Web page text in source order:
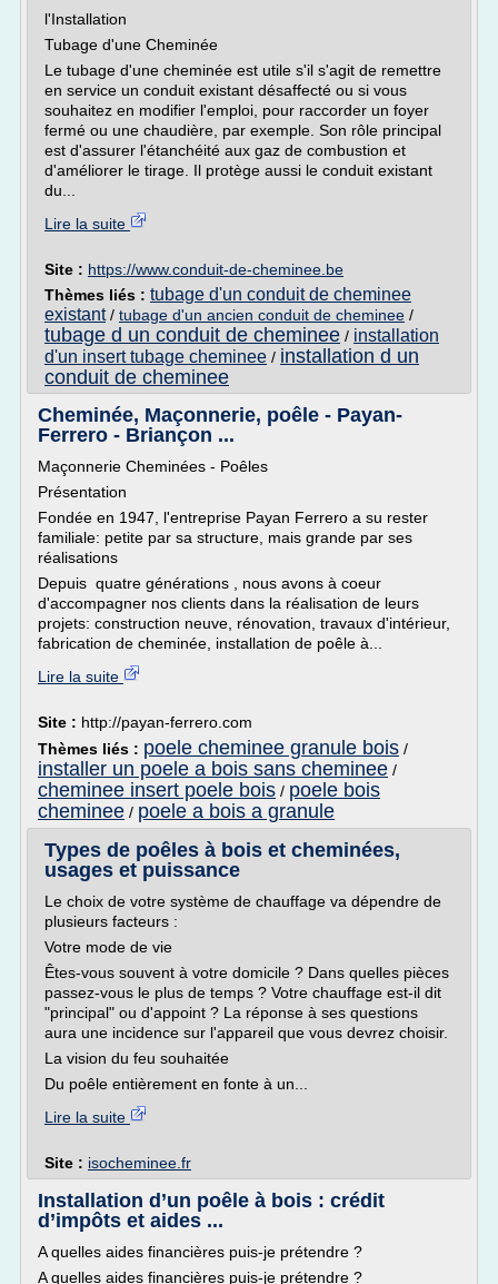
l'Installation
Tubage d'une Cheminée
Le tubage d'une cheminée est utile s'il s'agit de remettre
en service un conduit existant désaffecté ou si vous
souhaitez en modifier l'emploi, pour raccorder un foyer
fermé ou une chaudière, par exemple. Son rôle principal
est d'assurer l'étanchéité aux gaz de combustion et
d'améliorer le tirage. Il protège aussi le conduit existant
du...
Lire la suite
Site : https://www.conduit-de-cheminee.be
Thèmes liés : tubage d'un conduit de cheminee
existant/ tubage d'un ancien conduit de cheminee /
tubage d un conduit de cheminee / installation
d'un insert tubage cheminee / installation d un
conduit de cheminee
Cheminée, Maçonnerie, poêle - Payan-
Ferrero - Briançon ...
Maçonnerie Cheminées - Poêles
Présentation
Fondée en 1947, l'entreprise Payan Ferrero a su rester
familiale: petite par sa structure, mais grande par ses
réalisations
Depuis quatre générations , nous avons à coeur
d'accompagner nos clients dans la réalisation de leurs
projets: construction neuve, rénovation, travaux d'intérieur,
fabrication de cheminée, installation de poêle à...
Lire la suite
Site : http://payan-ferrero.com
Thèmes liés : poele cheminee granule bois /
installer un poele a bois sans cheminee /
cheminee insert poele bois / poele bois
cheminee / poele a bois a granule
Types de poêles à bois et cheminées,
usages et puissance
Le choix de votre système de chauffage va dépendre de
plusieurs facteurs :
Votre mode de vie
Êtes-vous souvent à votre domicile ? Dans quelles pièces
passez-vous le plus de temps ? Votre chauffage est-il dit
"principal" ou d'appoint ? La réponse à ses questions
aura une incidence sur l'appareil que vous devrez choisir.
La vision du feu souhaitée
Du poêle entièrement en fonte à un...
Lire la suite
Site : isocheminee.fr
Installation d’un poêle à bois : crédit
d’impôts et aides ...
A quelles aides financières puis-je prétendre ?
A quelles aides financières puis-je prétendre ?